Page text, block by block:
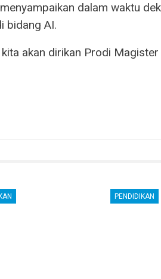
dalam waktu
bidang AI.
akan dirikan Prodi
PENDIDIKAN